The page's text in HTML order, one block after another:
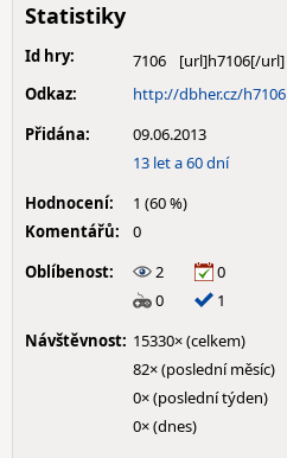
Statistiky
Id hry:
7106
Odkaz:
http://dbher.cz/h7106
Přidána:
09.06.2013
13 let a 60 dní
Hodnocení:
1 (60 %)
Komentářů:
0
Oblíbenost:
2
0
0
1
Návštěvnost: 15330× (celkem)
82× (poslední měsíc)
0× (poslední týden)
0× (dnes)